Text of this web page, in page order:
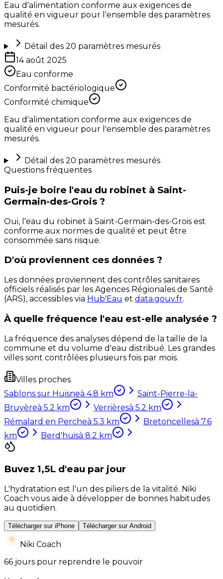
Eau d'alimentation conforme aux exigences de
qualité en vigueur pour l'ensemble des paramètres
mesurés.
Détail des 20 paramètres mesurés
14 août 2025
Eau conforme
Conformité bactériologique
Conformité chimique
Eau d'alimentation conforme aux exigences de
qualité en vigueur pour l'ensemble des paramètres
mesurés.
Détail des 20 paramètres mesurés
Questions fréquentes
Puis-je boire l'eau du robinet à Saint-
Germain-des-Grois ?
Oui, l'eau du robinet à Saint-Germain-des-Grois est
conforme aux normes de qualité et peut être
consommée sans risque.
D'où proviennent ces données ?
Les données proviennent des contrôles sanitaires
officiels réalisés par les Agences Régionales de Santé
(ARS), accessibles via Hub'Eau et data.gouv.fr.
À quelle fréquence l'eau est-elle analysée ?
La fréquence des analyses dépend de la taille de la
commune et du volume d'eau distribué. Les grandes
villes sont contrôlées plusieurs fois par mois.
Villes proches
Sablons sur Huisneà 4.8 km
Saint-Pierre-la-
Bruyèreà 5.2 km Verrièresà 5.2 km
Rémalard en Percheà 5.3 km Bretoncellesà 7.6
km
Berd'huisà 8.2 km
Buvez 1,5L d'eau par jour
L'hydratation est l'un des piliers de la vitalité. Niki
Coach vous aide à développer de bonnes habitudes
au quotidien.
Télécharger sur iPhone Télécharger sur Android
Niki Coach
66 jours pour reprendre le pouvoir